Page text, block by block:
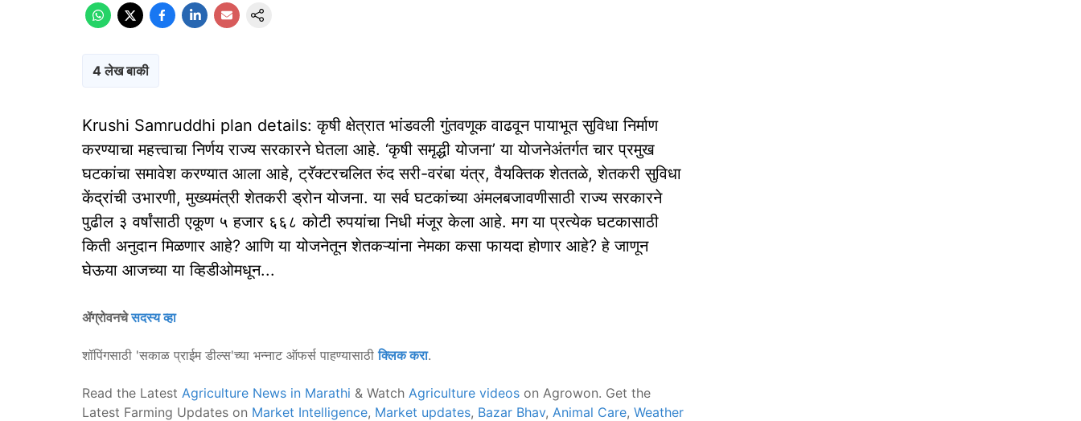
4 लेख बाकी
Krushi Samruddhi plan details: कृषी क्षेत्रात भांडवली गुंतवणूक वाढवून पायाभूत सुविधा निर्माण
करण्याचा महत्त्वाचा निर्णय राज्य सरकारने घेतला आहे. ‘कृषी समृद्धी योजना’ या योजनेअंतर्गत चार प्रमुख
घटकांचा समावेश करण्यात आला आहे, ट्रॅक्टरचलित रुंद सरी-वरंबा यंत्र, वैयक्तिक शेततळे, शेतकरी सुविधा
केंद्रांची उभारणी, मुख्यमंत्री शेतकरी ड्रोन योजना. या सर्व घटकांच्या अंमलबजावणीसाठी राज्य सरकारने
पुढील ३ वर्षांसाठी एकूण ५ हजार ६६८ कोटी रुपयांचा निधी मंजूर केला आहे. मग या प्रत्येक घटकासाठी
किती अनुदान मिळणार आहे? आणि या योजनेतून शेतकऱ्यांना नेमका कसा फायदा होणार आहे? हे जाणून
घेऊया आजच्या या व्हिडीओमधून...
ॲग्रोवनचेसदस्य व्हा
शॉपिंगसाठी 'सकाळ प्राईम डील्स'च्या भन्नाट ऑफर्स पाहण्यासाठीक्लिक करा.
Read the Latest Agriculture News in Marathi & Watch Agriculture videos on Agrowon. Get the
Latest Farming Updates on Market Intelligence, Market updates, Bazar Bhav, Animal Care, Weather